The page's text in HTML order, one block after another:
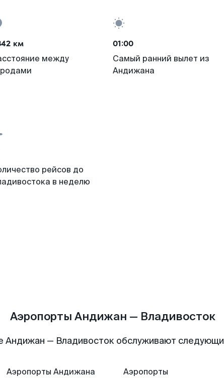
км
между
01:00
Самый ранний вылет из
Андижана
рейсов до
в неделю
Аэропорты Андижан — Владивосток
Андижан — Владивосток обслуживают
Аэропорты Андижана
Аэропорты